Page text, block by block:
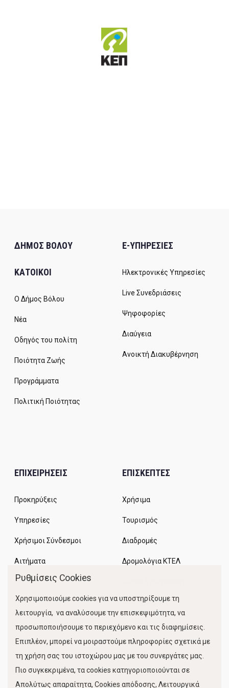
ΔΗΜΟΣ ΒΟΛΟΥ
ΚΑΤΟΙΚΟΙ
Ο Δήμος Βόλου
Νέα
Οδηγός του πολίτη
Ποιότητα Ζωής
Προγράμματα
Πολιτική Ποιότητας
E-ΥΠΗΡΕΣΙΕΣ
Ηλεκτρονικές Υπηρεσίες
Live Συνεδριάσεις
Ψηφοφορίες
Διαύγεια
Ανοικτή Διακυβέρνηση
ΕΠΙΧΕΙΡΗΣΕΙΣ
Προκηρύξεις
Υπηρεσίες
Χρήσιμοι Σύνδεσμοι
Αιτήματα
ΕΠΙΣΚΕΠΤΕΣ
Χρήσιμα
Τουρισμός
Διαδρομές
Δρομολόγια ΚΤΕΛ
Κίνηση Λιμένος
Ρυθμίσεις Cookies
Χρησιμοποιούμε cookies για να υποστηρίξουμε τη
λειτουργία, να αναλύσουμε την επισκεψιμότητα, να
προσωποποιήσουμε το περιεχόμενο και τις διαφημίσεις.
Επιπλέον, μπορεί να μοιραστούμε πληροφορίες σχετικά με
τη χρήση σας του ιστοχώρου μας με του συνεργάτες μας.
Πιο συγκεκριμένα, τα cookies κατηγοριοποιούνται σε
Απολύτως απαραίτητα, Cookies απόδοσης, Λειτουργικά